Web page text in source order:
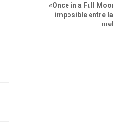
«Once in a Full
imposible entre